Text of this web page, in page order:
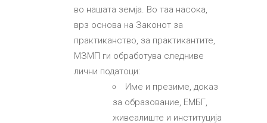
во нашата земја. Во таа насока,
врз основа на Законот за
практиканство, за практикантите,
МЗМП ги обработува следниве
лични податоци:
Име и презиме, доказ
за образование, ЕМБГ,
живеалиште и институција